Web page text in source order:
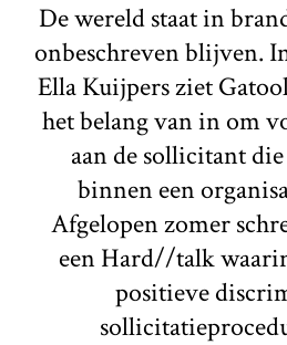
De wereld staat in
onbeschreven blijven.
Ella Kuijpers ziet
het belang van in om
aan de sollicitant
binnen een
Afgelopen zomer
een Hard//talk
positieve